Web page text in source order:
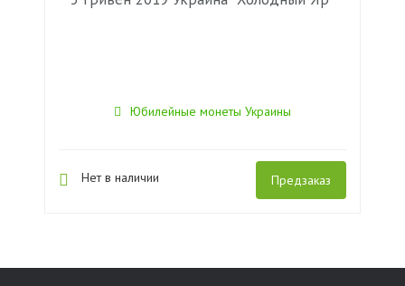
Юбилейные монеты Украины
Нет в наличии Предзаказ